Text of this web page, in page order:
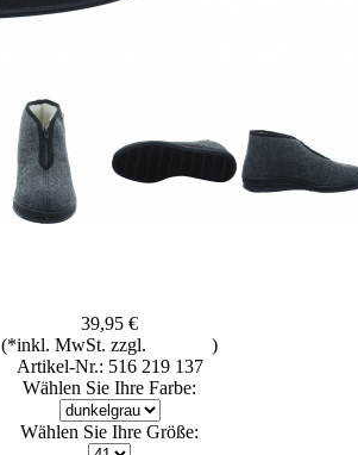
39,95 €
(*inkl. MwSt. zzgl.
)
Artikel-Nr.: 516 219 137
Wählen Sie Ihre Farbe:
Wählen Sie Ihre Größe: